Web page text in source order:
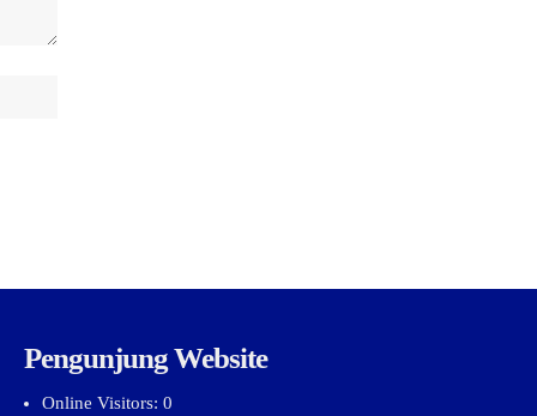
Pengunjung Website
Online Visitors: 0